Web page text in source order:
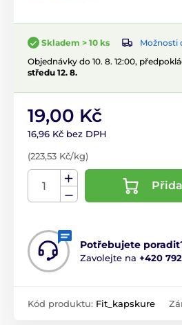
Skladem > 10 ks
Možnosti
Objednávky do 10. 8. 12:00,
středu 12. 8.
19,00 Kč
16,96 Kč bez DPH
(223,53 Kč/kg)
Potřebujete
Zavolejte na +420
Kód produktu: Fit_kapskure